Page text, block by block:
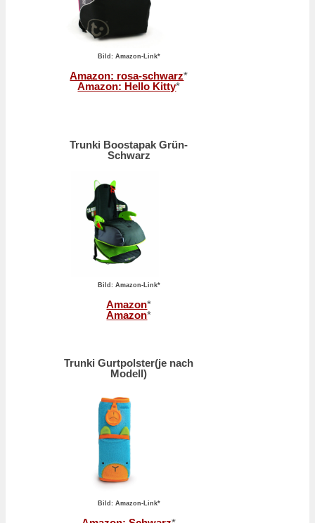
Bild: Amazon-Link*
Amazon: rosa-schwarz*
Amazon: Hello Kitty*
Trunki Boostapak Grün-
Schwarz
Bild: Amazon-Link*
Amazon*
Amazon*
Trunki Gurtpolster(je nach
Modell)
Bild: Amazon-Link*